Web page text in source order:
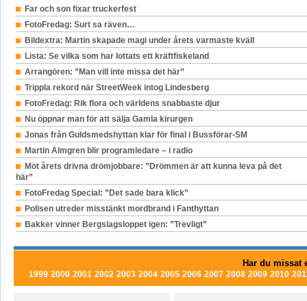
Far och son fixar truckerfest
FotoFredag: Surt sa räven…
Bildextra: Martin skapade magi under årets varmaste kväll
Lista: Se vilka som har lottats ett kräftfiskeland
Arrangören: ”Man vill inte missa det här”
Trippla rekord när StreetWeek intog Lindesberg
FotoFredag: Rik flora och världens snabbaste djur
Nu öppnar man för att sälja Gamla kirurgen
Jonas från Guldsmedshyttan klar för final i Bussförar-SM
Martin Almgren blir programledare – i radio
Möt årets drivna drömjobbare: ”Drömmen är att kunna leva på det
här”
FotoFredag Special: ”Det sade bara klick”
Polisen utreder misstänkt mordbrand i Fanthyttan
Bakker vinner Bergslagsloppet igen: ”Trevligt”
Har du missat
1999 2000 2001 2002 2003 2004 2005 2006 2007 2008 2009 2010